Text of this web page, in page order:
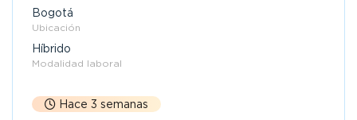
Bogotá
Ubicación
Híbrido
Modalidad laboral
Hace 3 semanas